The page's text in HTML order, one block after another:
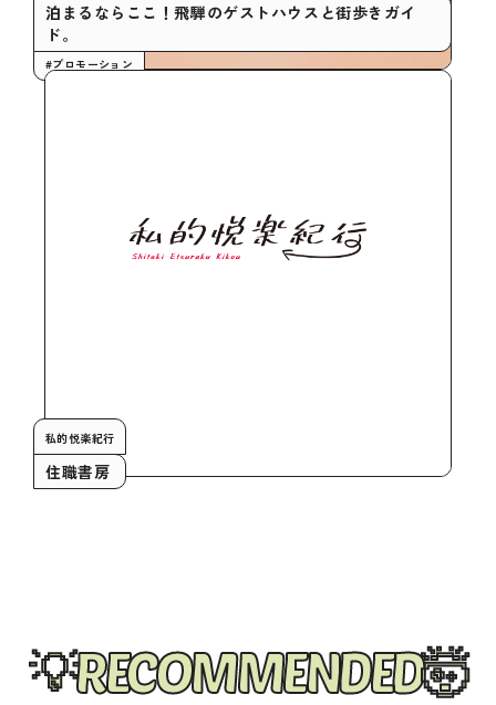
泊まるならここ！飛騨のゲストハウスと街歩きガイ
ド。
#プロモーション
私的悦楽紀行
住職書房
RECOMMENDED